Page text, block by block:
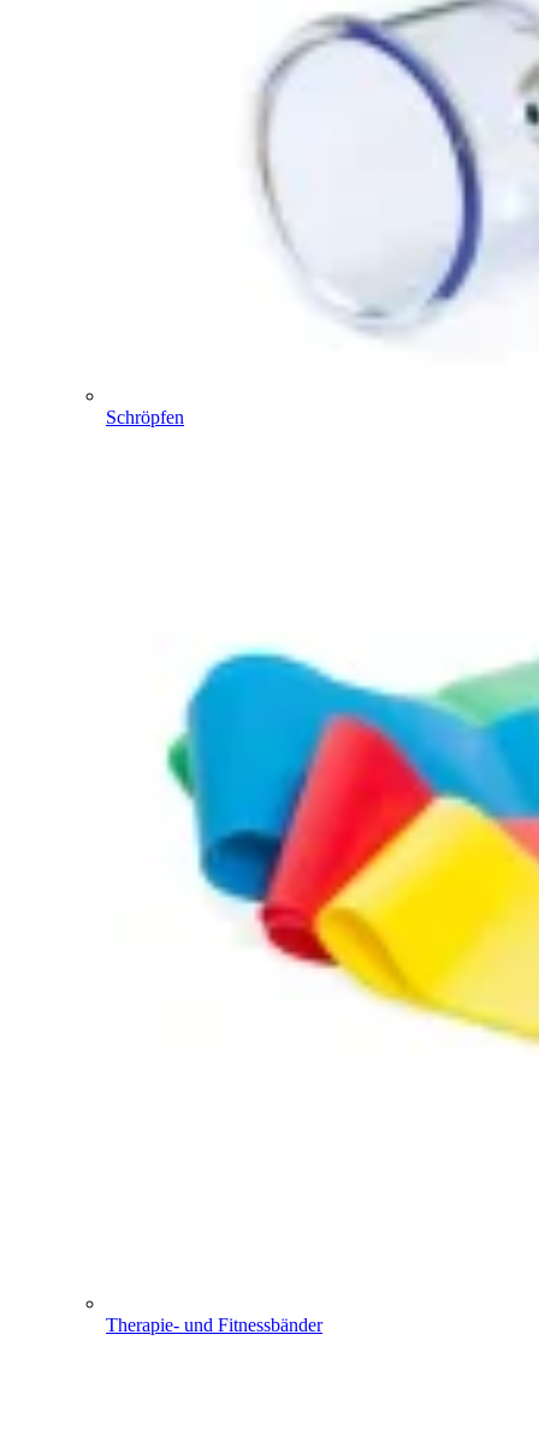
Schröpfen
Therapie- und Fitnessbänder